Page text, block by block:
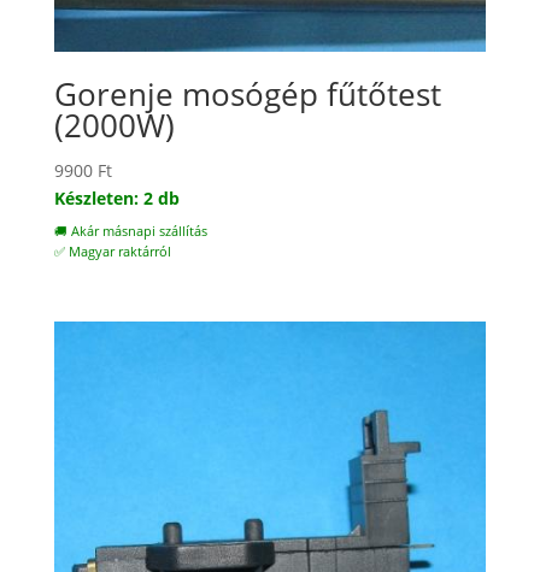
Gorenje mosógép fűtőtest
(2000W)
9900 Ft
Készleten: 2 db
🚚 Akár másnapi szállítás
✅ Magyar raktárról